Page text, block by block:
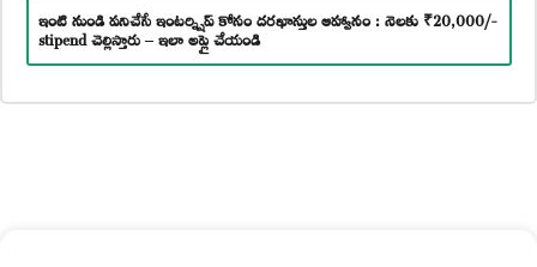
ఇంటి నుండి పనిచేసే ఇంటర్న్షిప్ కోసం దరఖాస్తుల ఆహ్వానం : నెలకు ₹20,000/-
stipend చెల్లిస్తారు – ఇలా అప్లై చేయండి